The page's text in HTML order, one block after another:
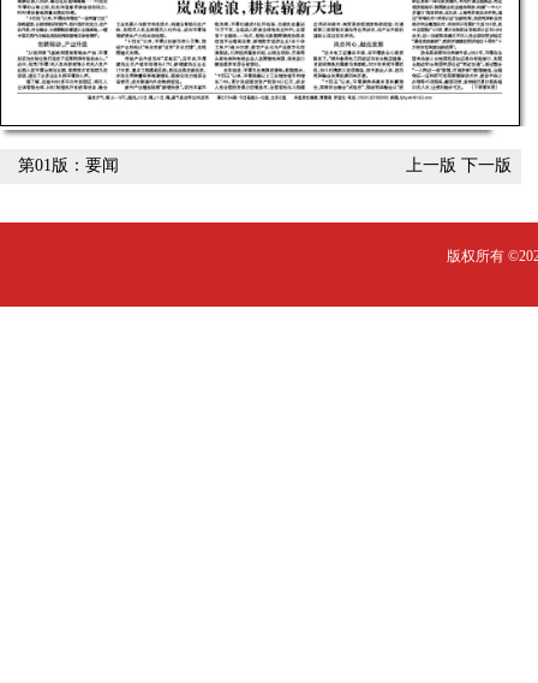
第01版：要闻 上一版 下一版
版权所有